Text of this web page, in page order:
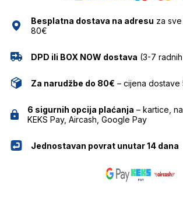
Besplatna dostava na adresu za
80€
DPD ili BOX NOW dostava (3-7
Za narudžbe do 80€ – cijena dostave
6 sigurnih opcija plaćanja – kartice,
KEKS Pay, Aircash, Google Pay
Jednostavan povrat unutar 14 dana